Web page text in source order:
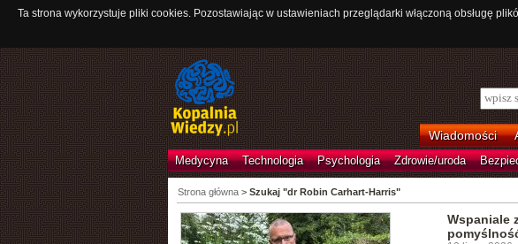
Ta strona wykorzystuje pliki cookies. Pozostawiając w ustawieniach przeglądarki włączoną obsługę
Wiadomości
Medycyna Technologia Psychologia Zdrowie/uroda
Strona główna> Szukaj "dr Robin Carhart-Harris"
Wspaniale